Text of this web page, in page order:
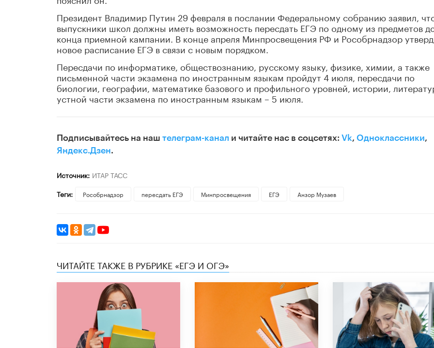
Президент Владимир Путин 29 февраля в послании Федеральному собранию заявил,
выпускники школ должны иметь возможность пересдать ЕГЭ по одному из предметов
конца приемной кампании. В конце апреля Минпросвещения РФ и Рособрнадзор
новое расписание ЕГЭ в связи с новым порядком.
Пересдачи по информатике, обществознанию, русскому языку, физике, химии, а также
письменной части экзамена по иностранным языкам пройдут 4 июля, пересдачи по
биологии, географии, математике базового и профильного уровней, истории,
устной части экзамена по иностранным языкам – 5 июля.
Подписывайтесь на наш телеграм-канал и читайте нас в соцсетях: Vk, Одноклассники,
Яндекс.Дзен.
Источник: ИТАР ТАСС
Теги:
Рособрнадзор пересдать ЕГЭ Минпросвещения ЕГЭ Анзор Музаев
ЧИТАЙТЕ ТАКЖЕ В РУБРИКЕ «ЕГЭ И ОГЭ»